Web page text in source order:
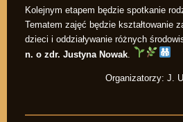
Kolejnym etapem będzie spotkanie
Tematem zajęć będzie kształtowanie
dzieci i oddziaływanie różnych
n. o zdr. Justyna Nowak.
Organizatorzy: J.